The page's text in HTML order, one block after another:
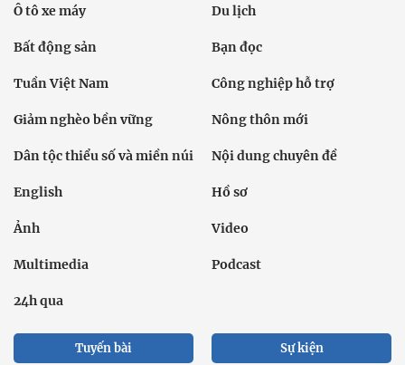
Ô tô xe máy Du lịch
Bất động sản Bạn đọc
Tuần Việt Nam Công nghiệp hỗ trợ
Giảm nghèo bền vững Nông thôn mới
Dân tộc thiểu số và miền núi Nội dung chuyên đề
English Hồ sơ
Ảnh Video
Multimedia Podcast
24h qua
Tuyến bài Sự kiện